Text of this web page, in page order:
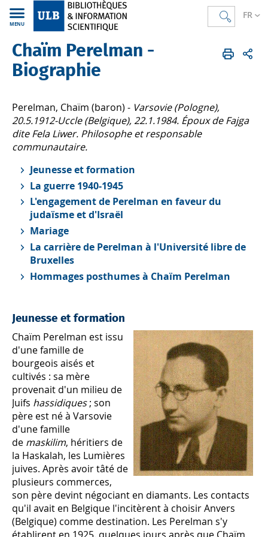
FR
MENU
Bibliothèques FR Trouver des documents
Personalia
Chaïm Perelman Biographie
Chaïm Perelman -
Biographie
Perelman, Chaïm (baron) - Varsovie (Pologne),
20.5.1912-Uccle (Belgique), 22.1.1984. Époux de Fajga
dite Fela Liwer. Philosophe et responsable
communautaire.
Jeunesse et formation
La guerre 1940-1945
L'engagement de Perelman en faveur du
judaïsme et d'Israël
Mariage
La carrière de Perelman à l'Université libre de
Bruxelles
Hommages posthumes à Chaïm Perelman
Jeunesse et formation
Chaïm Perelman est issu
d'une famille de
bourgeois aisés et
cultivés : sa mère
provenait d'un milieu de
Juifs hassidiques; son
père est né à Varsovie
d'une famille
de maskilim, héritiers de
la Haskalah, les Lumières
juives. Après avoir tâté de
plusieurs commerces,
son père devint négociant en diamants. Les contacts
qu'il avait en Belgique l'incitèrent à choisir Anvers
(Belgique) comme destination. Les Perelman s'y